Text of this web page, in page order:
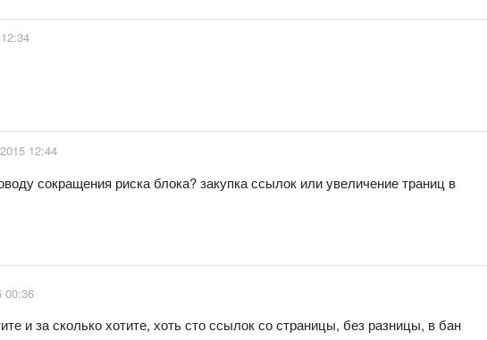
12:44
сокращения риска блока? закупка ссылок или увеличение траниц в
00:36
и за сколько хотите, хоть сто ссылок со страницы, без разницы, в бан